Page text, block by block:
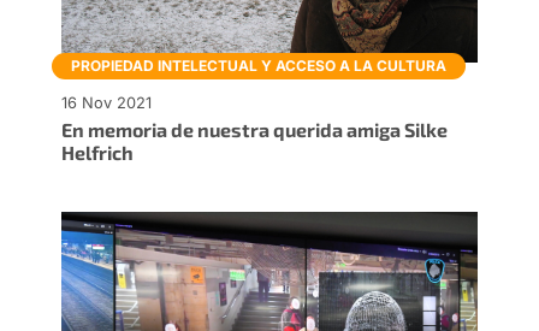
En memoria de nuestra querida amiga Silke
Helfrich
16 Nov 2021
PROPIEDAD INTELECTUAL Y ACCESO A LA CULTURA